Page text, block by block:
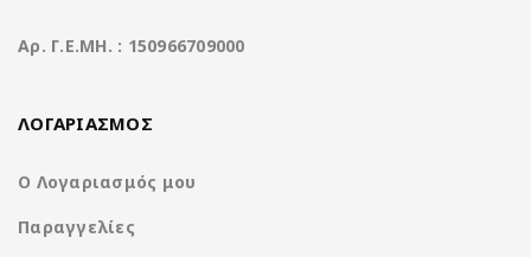
Aρ. Γ.Ε.ΜΗ. : 150966709000
ΛΟΓΑΡΙΑΣΜΟΣ
Ο Λογαριασμός μου
Παραγγελίες